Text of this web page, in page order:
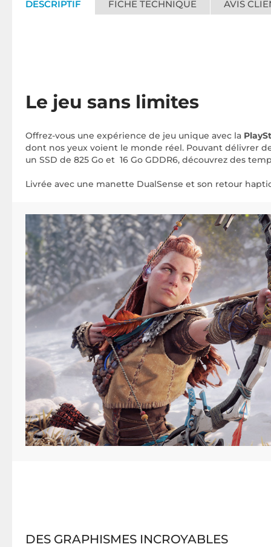
DESCRIPTIF FICHE TECHNIQUE AVIS
Le jeu sans limites
Offrez-vous une expérience de jeu unique avec la
dont nos yeux voient le monde réel. Pouvant délivrer
un SSD de 825 Go et 16 Go GDDR6, découvrez des
Livrée avec une manette DualSense et son retour
DES GRAPHISMES INCROYABLES